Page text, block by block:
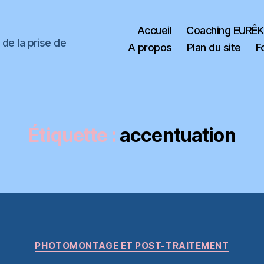
la prise de
Accueil
Coaching
A propos
Plan du site
Étiquette : accentuation
Catégories
PHOTOMONTAGE ET POST-TRAITEMENT